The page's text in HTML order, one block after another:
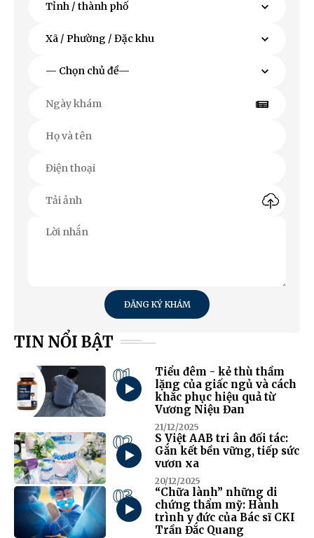
ĐĂNG KÝ KHÁM
TIN NỔI BẬT
01
Tiểu đêm - kẻ thù thầm
lặng của giấc ngủ và cách
khắc phục hiệu quả từ
Vương Niệu Đan
21/12/2025
02
S Việt AAB tri ân đối tác:
Gắn kết bền vững, tiếp sức
vươn xa
20/12/2025
03
“Chữa lành” những di
chứng thẩm mỹ: Hành
trình y đức của Bác sĩ CKI
Trần Đắc Quang